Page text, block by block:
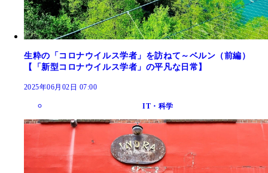
生粋の「コロナウイルス学者」を訪ねて～ベルン（前編）
【「新型コロナウイルス学者」の平凡な日常】
2025年06月02日 07:00
IT・科学